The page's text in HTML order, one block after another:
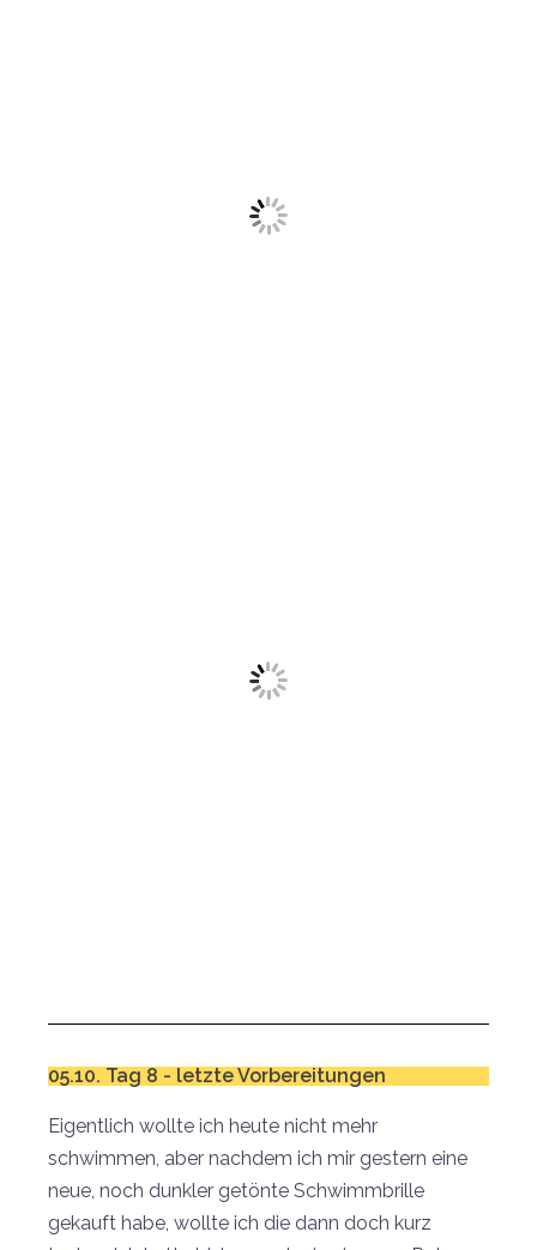
05.10. Tag 8 - letzte Vorbereitungen
Eigentlich wollte ich heute nicht mehr
schwimmen, aber nachdem ich mir gestern eine
neue, noch dunkler getönte Schwimmbrille
gekauft habe, wollte ich die dann doch kurz